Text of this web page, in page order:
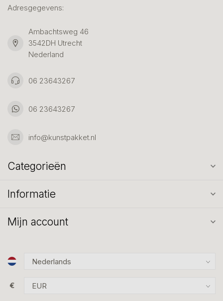
Adresgegevens:
Ambachtsweg 46
3542DH Utrecht
Nederland
06 23643267
06 23643267
info@kunstpakket.nl
Categorieën
Informatie
Mijn account
€